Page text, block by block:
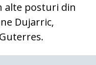
alte posturi din
Dujarric,